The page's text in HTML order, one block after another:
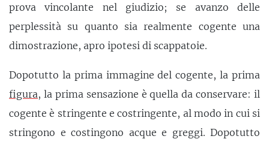
prova vincolante nel giudizio; se avanzo delle
perplessità su quanto sia realmente cogente una
dimostrazione, apro ipotesi di scappatoie.
Dopotutto la prima immagine del cogente, la prima
figura, la prima sensazione è quella da conservare: il
cogente è stringente e costringente, al modo in cui si
stringono e costingono acque e greggi. Dopotutto